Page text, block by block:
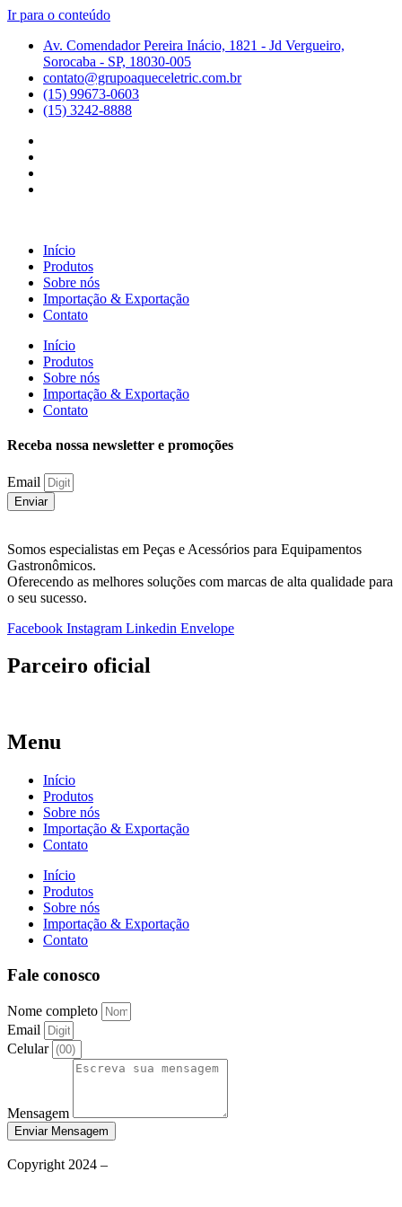
Ir para o conteúdo
Av. Comendador Pereira Inácio, 1821 - Jd Vergueiro,
Sorocaba - SP, 18030-005
contato@grupoaqueceletric.com.br
(15) 99673-0603
(15) 3242-8888
Início
Produtos
Sobre nós
Importação & Exportação
Contato
Início
Produtos
Sobre nós
Importação & Exportação
Contato
Receba nossa newsletter e promoções
Email
Enviar
Somos especialistas em Peças e Acessórios para Equipamentos
Gastronômicos.
Oferecendo as melhores soluções com marcas de alta qualidade para
o seu sucesso.
Facebook Instagram Linkedin Envelope
Parceiro oficial
Menu
Início
Produtos
Sobre nós
Importação & Exportação
Contato
Início
Produtos
Sobre nós
Importação & Exportação
Contato
Fale conosco
Nome completo
Email
Celular
Mensagem
Enviar Mensagem
Copyright 2024 –